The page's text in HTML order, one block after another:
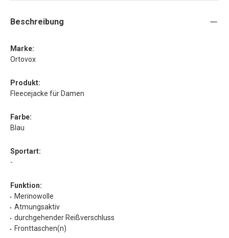
Beschreibung
Marke:
Ortovox
Produkt:
Fleecejacke für Damen
Farbe:
Blau
Sportart:
-
Funktion:
Merinowolle
Atmungsaktiv
durchgehender Reißverschluss
Fronttaschen(n)